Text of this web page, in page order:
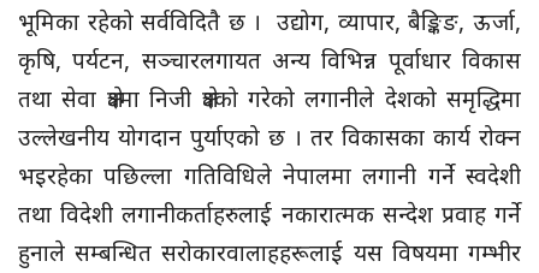
भूमिका रहेको सर्वविदितै छ । उद्योग, व्यापार, बैङ्किङ, ऊर्जा,
कृषि, पर्यटन, सञ्चारलगायत अन्य विभिन्न पूर्वाधार विकास
तथा सेवा क्षेत्रमा निजी क्षेत्रको गरेको लगानीले देशको समृद्धिमा
उल्लेखनीय योगदान पुर्याएको छ । तर विकासका कार्य रोक्न
भइरहेका पछिल्ला गतिविधिले नेपालमा लगानी गर्ने स्वदेशी
तथा विदेशी लगानीकर्ताहरुलाई नकारात्मक सन्देश प्रवाह गर्ने
हुनाले सम्बन्धित सरोकारवालाहहरूलाई यस विषयमा गम्भीर